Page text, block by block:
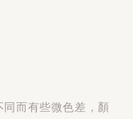
而有些微色差，顏